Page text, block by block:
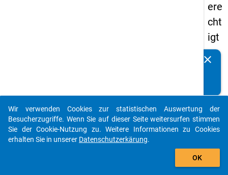
ere
cht
igt
en
s
20
15
clear
auto_stories
add_shopping_cart
Wir verwenden Cookies zur statistischen Auswertung der
Besucherzugriffe. Wenn Sie auf dieser Seite weitersurfen stimmen
Sie der Cookie-Nutzung zu. Weitere Informationen zu Cookies
erhalten Sie in unserer Datenschutzerkärung.
OK